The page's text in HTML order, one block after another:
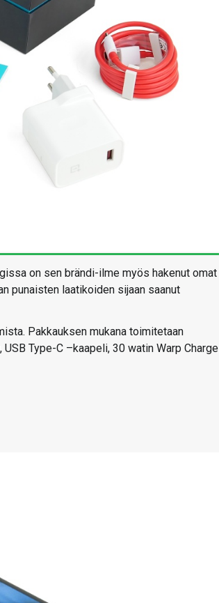
on sen brändi-ilme myös hakenut omat
punaisten laatikoiden sijaan saanut
Pakkauksen mukana toimitetaan
Type-C –kaapeli, 30 watin Warp Charge